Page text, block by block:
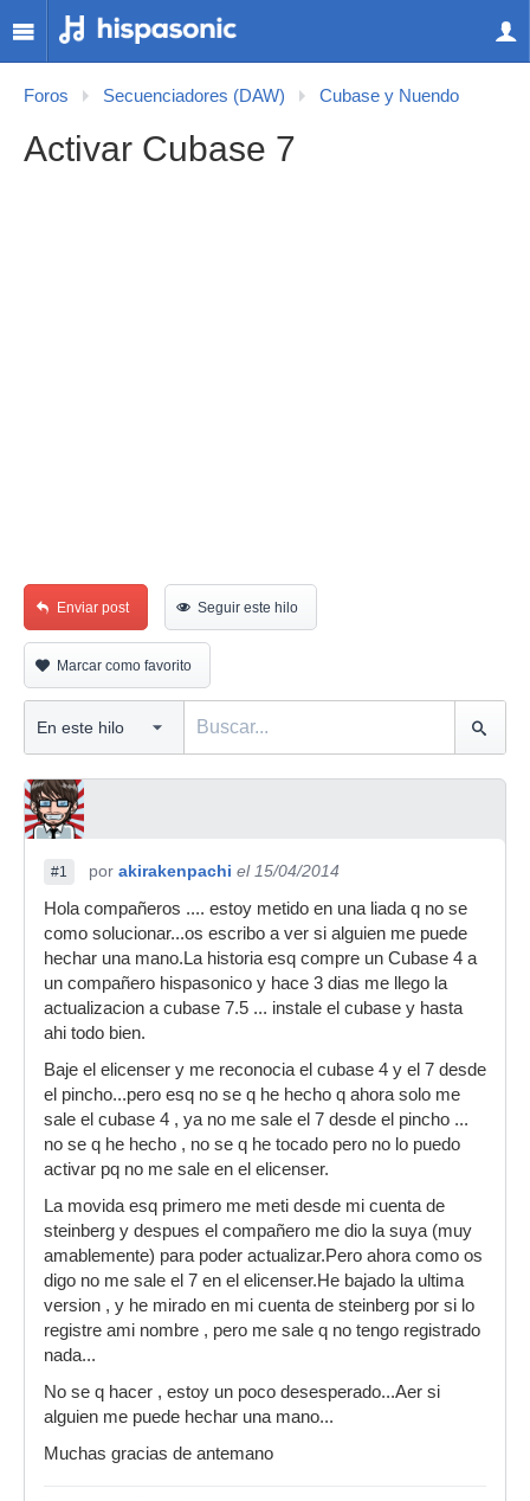
Foros Secuenciadores (DAW) Cubase y Nuendo
Activar Cubase 7
Enviar post Seguir este hilo
Marcar como favorito
#1 por akirakenpachi el 15/04/2014
Hola compañeros .... estoy metido en una liada q no se
como solucionar...os escribo a ver si alguien me puede
hechar una mano.La historia esq compre un Cubase 4 a
un compañero hispasonico y hace 3 dias me llego la
actualizacion a cubase 7.5 ... instale el cubase y hasta
ahi todo bien.
Baje el elicenser y me reconocia el cubase 4 y el 7 desde
el pincho...pero esq no se q he hecho q ahora solo me
sale el cubase 4 , ya no me sale el 7 desde el pincho ...
no se q he hecho , no se q he tocado pero no lo puedo
activar pq no me sale en el elicenser.
La movida esq primero me meti desde mi cuenta de
steinberg y despues el compañero me dio la suya (muy
amablemente) para poder actualizar.Pero ahora como os
digo no me sale el 7 en el elicenser.He bajado la ultima
version , y he mirado en mi cuenta de steinberg por si lo
registre ami nombre , pero me sale q no tengo registrado
nada...
No se q hacer , estoy un poco desesperado...Aer si
alguien me puede hechar una mano...
Muchas gracias de antemano